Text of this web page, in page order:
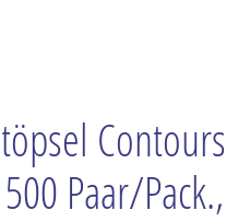
Contours
Paar/Pack.,